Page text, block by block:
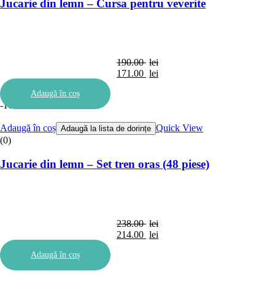
Jucarie din lemn – Cursa pentru veverite
190.00 lei
171.00 lei
Adaugă în coș
-10%
Adaugă în coș Adaugă la lista de dorințe Quick View
(0)
Jucarie din lemn – Set tren oras (48 piese)
238.00 lei
214.00 lei
Adaugă în coș